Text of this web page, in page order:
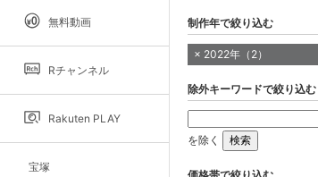
無料動画
Rチャンネル
Rakuten PLAY
宝塚
制作年で絞り込む
2022年（2）
除外キーワードで絞り込む
を除く